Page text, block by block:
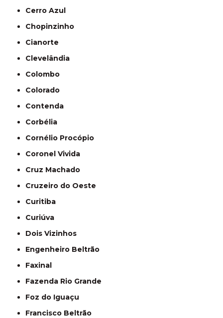
Cerro Azul
Chopinzinho
Cianorte
Clevelândia
Colombo
Colorado
Contenda
Corbélia
Cornélio Procópio
Coronel Vivida
Cruz Machado
Cruzeiro do Oeste
Curitiba
Curiúva
Dois Vizinhos
Engenheiro Beltrão
Faxinal
Fazenda Rio Grande
Foz do Iguaçu
Francisco Beltrão